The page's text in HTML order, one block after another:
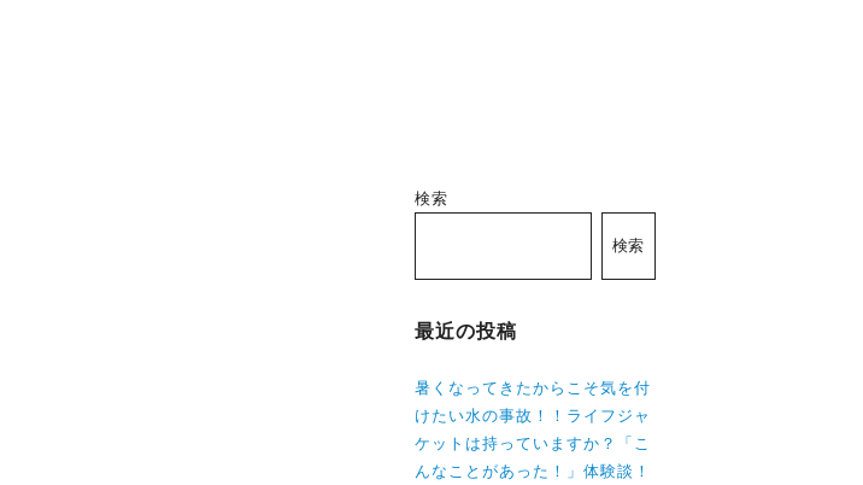
検索
検索
最近の投稿
暑くなってきたからこそ気を付
けたい水の事故！！ライフジャ
ケットは持っていますか？「こ
んなことがあった！」体験談！